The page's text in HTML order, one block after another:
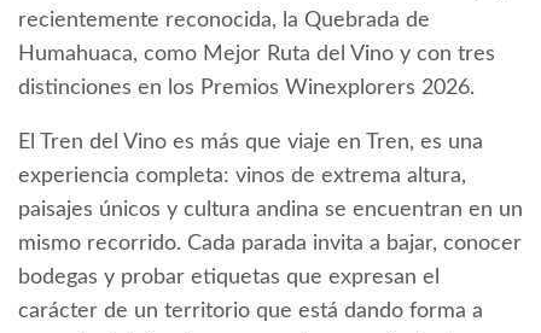
recientemente reconocida, la Quebrada de
Humahuaca, como Mejor Ruta del Vino y con tres
distinciones en los Premios Winexplorers 2026.
El Tren del Vino es más que viaje en Tren, es una
experiencia completa: vinos de extrema altura,
paisajes únicos y cultura andina se encuentran en un
mismo recorrido. Cada parada invita a bajar, conocer
bodegas y probar etiquetas que expresan el
carácter de un territorio que está dando forma a